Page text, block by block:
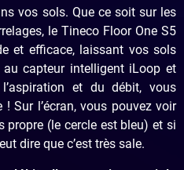
vos sols. Que ce soit sur les
le Tineco Floor One S5
et efficace, laissant vos sols
au capteur intelligent iLoop et
et du débit, vous
Sur l’écran, vous pouvez voir
(le cercle est bleu) et si
dire que c’est très sale.